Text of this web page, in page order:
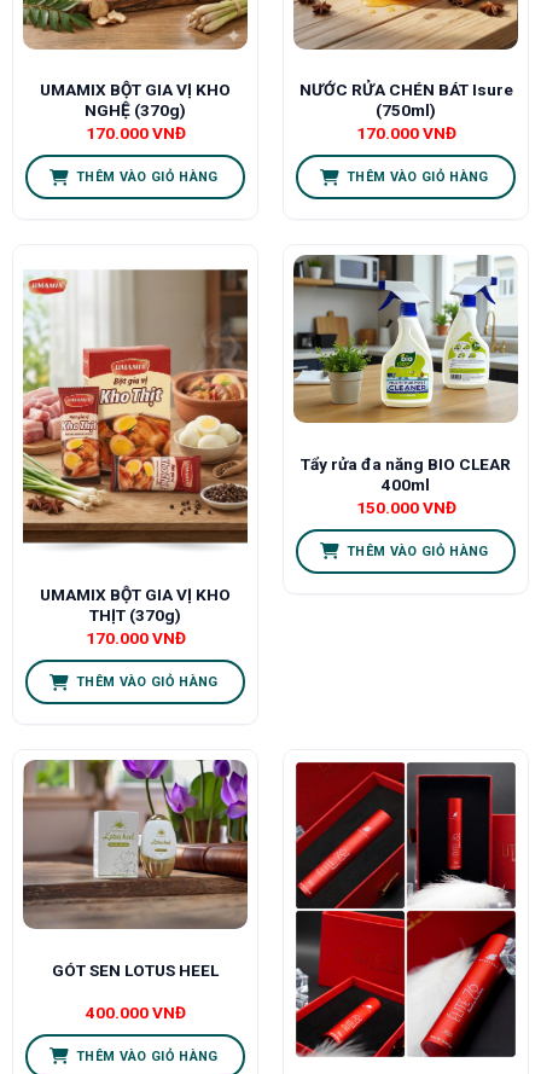
UMAMIX BỘT GIA VỊ KHO
NGHỆ (370g)
170.000VNĐ
THÊM VÀO GIỎ HÀNG
NƯỚC RỬA CHÉN BÁT Isure
(750ml)
170.000VNĐ
THÊM VÀO GIỎ HÀNG
UMAMIX BỘT GIA VỊ KHO
THỊT (370g)
170.000VNĐ
THÊM VÀO GIỎ HÀNG
Tẩy rửa đa năng BIO CLEAR
400ml
150.000VNĐ
THÊM VÀO GIỎ HÀNG
GÓT SEN LOTUS HEEL
400.000VNĐ
THÊM VÀO GIỎ HÀNG